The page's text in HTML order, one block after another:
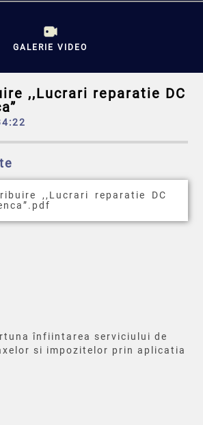
GALERIE VIDEO
,,Lucrari reparatie DC
,,Lucrari reparatie DC
înfiintarea serviciului de
si impozitelor prin aplicatia